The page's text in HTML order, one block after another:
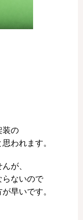
装の
われます。
が、
らないので
早いです。